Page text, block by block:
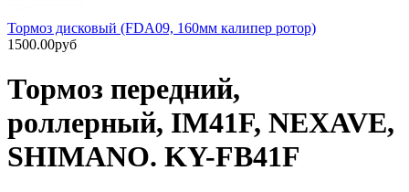
Тормоз дисковый (FDA09, 160мм калипер ротор)
1500.00руб
Тормоз передний,
роллерный, IM41F, NEXAVE,
SHIMANO. KY-FB41F